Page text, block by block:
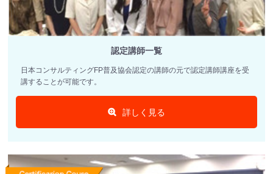
認定講師一覧
日本コンサルティングFP普及協会認定の講師の元で認定講師講座を受
講することが可能です。
詳しく見る